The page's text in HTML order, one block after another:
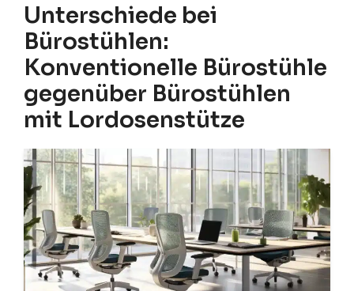
Unterschiede bei
Bürostühlen:
Konventionelle Bürostühle
gegenüber Bürostühlen
mit Lordosenstütze